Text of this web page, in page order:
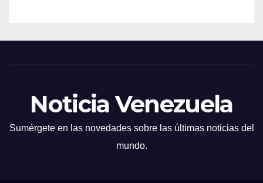
Noticia Venezuela
Sumérgete en las novedades sobre las últimas noticias del
mundo.